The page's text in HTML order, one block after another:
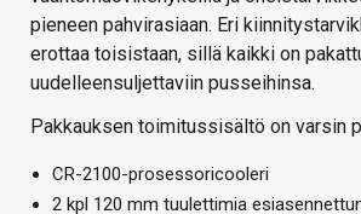
pieneen pahvirasiaan. Eri
erottaa toisistaan, sillä kaikki on
uudelleensuljettaviin pusseihinsa.
Pakkauksen toimitussisältö on varsin
CR-2100-prosessoricooleri
2 kpl 120 mm tuulettimia